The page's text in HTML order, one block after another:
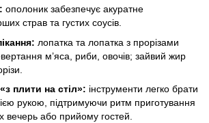
ополоник забезпечує акуратне
страв та густих соусів.
лопатка та лопатка з прорізами
м’яса, риби, овочів; зайвий жир
плити на стіл»: інструменти легко брати
рукою, підтримуючи ритм приготування
вечерь або прийому гостей.